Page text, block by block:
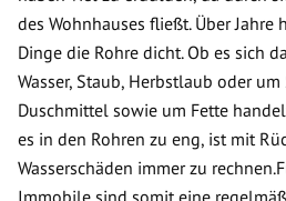
des Wohnhauses fließt. Über Jahre
Dinge die Rohre dicht. Ob es sich
Wasser, Staub, Herbstlaub oder
Duschmittel sowie um Fette
es in den Rohren zu eng, ist mit
Wasserschäden immer zu